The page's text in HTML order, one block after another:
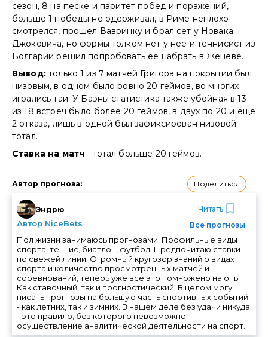
сезон, 8 на песке и паритет побед и поражений,
больше 1 победы не одерживал, в Риме неплохо
смотрелся, прошел Вавринку и брал сет у Новака
Джоковича, но формы толком нет у нее и теннисист из
Болгарии решил попробовать ее набрать в Женеве.
Вывод:только 1 из 7 матчей Григора на покрытии был
низовым, в одном было ровно 20 геймов, во многих
игрались таи. У Баэны статистика также убойная в 13
из 18 встреч было более 20 геймов, в двух по 20 и еще
2 отказа, лишь в одной был зафиксирован низовой
тотал.
Ставка на матч - тотал больше 20 геймов.
Автор прогноза: Поделиться
Эндрю
Автор NiceBets
Читать
Все прогнозы
Пол жизни занимаюсь прогнозами. Профильные виды
спорта: теннис, биатлон, футбол. Предпочитаю ставки
по свежей линии. Огромный кругозор знаний о видах
спорта и количество просмотренных матчей и
соревнований, теперь уже все это помножено на опыт.
Как ставочный, так и прогностический. В целом могу
писать прогнозы на большую часть спортивных событий
- как летних, так и зимних. В нашем деле без удачи никуда
- это правило, без которого невозможно
осуществление аналитической деятельности на спорт.